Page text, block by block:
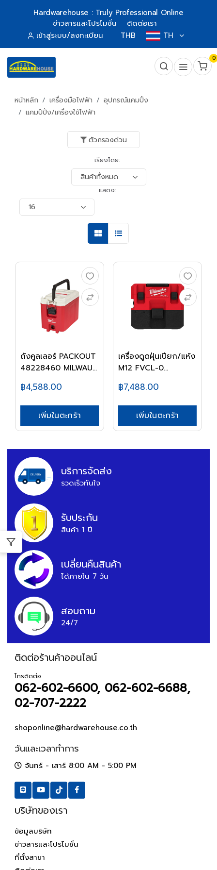
Hardwarehouse : Truly Professional Online
ข่าวสารและโปรโมชั่น
ติดต่อเรา
เข้าสู่ระบบ/ลงทะเบียน
THB TH
0
หน้าหลัก เครื่องมือไฟฟ้า
อุปกรณ์แคมปิ้ง
แคมป์ปิ้ง/เครื่องใช้ไฟฟ้า
ตัวกรองด่วน
เรียงโดย:
แสดง:
ถังคูลเลอร์ PACKOUT
48228460 MILWAU...
฿4,588.00
เพิ่มในตะกร้า
เครื่องดูดฝุ่นเปียก/แห้ง
M12 FVCL-0...
฿7,488.00
เพิ่มในตะกร้า
บริการจัดส่ง
รวดเร็วทันใจ
รับประกัน
สินค้า 1 ปี
เปลี่ยนคืนสินค้า
ได้ภายใน 7 วัน
สอบถาม
24/7
ติดต่อร้านค้าออนไลน์
โทรติดต่อ
062-602-6600, 062-602-6688,
02-707-2222
shoponline@hardwarehouse.co.th
วันและเวลาทำการ
จันทร์ - เสาร์ 8:00 AM - 5:00 PM
บริษัทของเรา
ข้อมูลบริษัท
ข่าวสารและโปรโมชั่น
ที่ตั้งสาขา